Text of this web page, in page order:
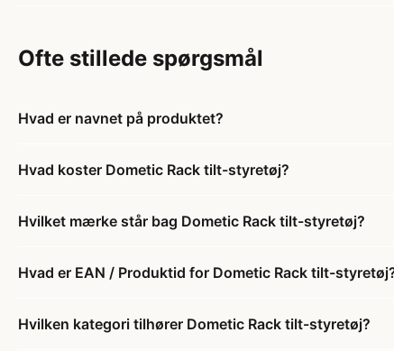
Ofte stillede spørgsmål
Hvad er navnet på produktet?
Hvad koster Dometic Rack tilt-styretøj?
Hvilket mærke står bag Dometic Rack tilt-styretøj?
Hvad er EAN / Produktid for Dometic Rack tilt-
Hvilken kategori tilhører Dometic Rack tilt-styretøj?